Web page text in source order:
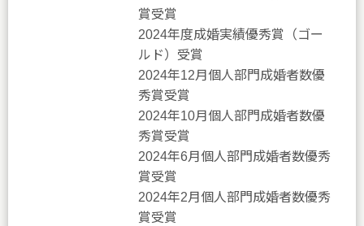
賞受賞
2024年度成婚実績優秀賞（ゴー
ルド）受賞
2024年12月個人部門成婚者数優
秀賞受賞
2024年10月個人部門成婚者数優
秀賞受賞
2024年6月個人部門成婚者数優秀
賞受賞
2024年2月個人部門成婚者数優秀
賞受賞